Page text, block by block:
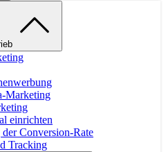
Marketing
einrichten
Conversion-Rate
Tracking